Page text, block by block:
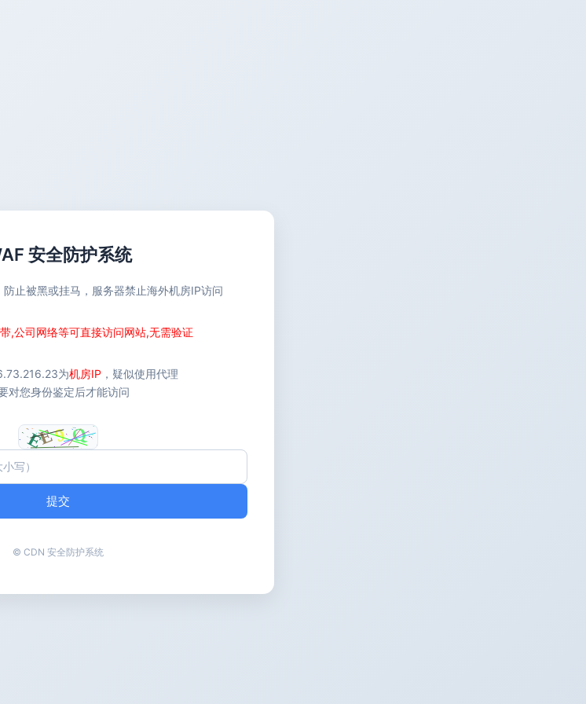
安全防护系统
止被黑或挂马，服务器禁止海外机房IP访问
,公司网络等可直接访问网站,无需验证
为机房IP ，疑似使用代理
对您身份鉴定后才能访问
提交
© CDN 安全防护系统